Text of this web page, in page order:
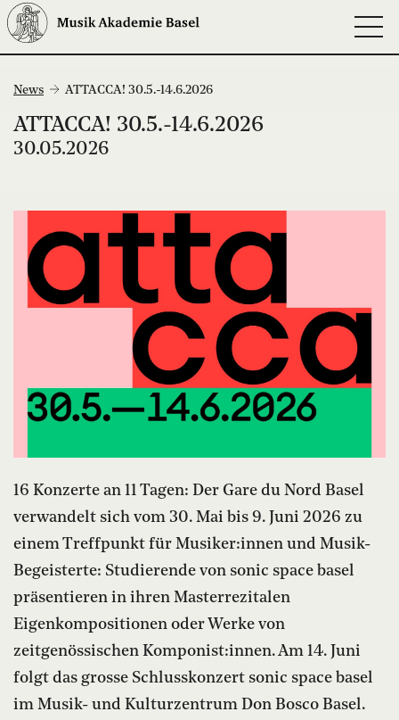
News ATTACCA! 30.5.-14.6.2026
ATTACCA! 30.5.-14.6.2026
30.05.2026
16 Konzerte an 11 Tagen: Der Gare du Nord Basel
verwandelt sich vom 30. Mai bis 9. Juni 2026 zu
einem Treffpunkt für Musiker:innen und Musik-
Begeisterte: Studierende von sonic space basel
präsentieren in ihren Masterrezitalen
Eigenkompositionen oder Werke von
zeitgenössischen Komponist:innen. Am 14. Juni
folgt das grosse Schlusskonzert sonic space basel
im Musik- und Kulturzentrum Don Bosco Basel.